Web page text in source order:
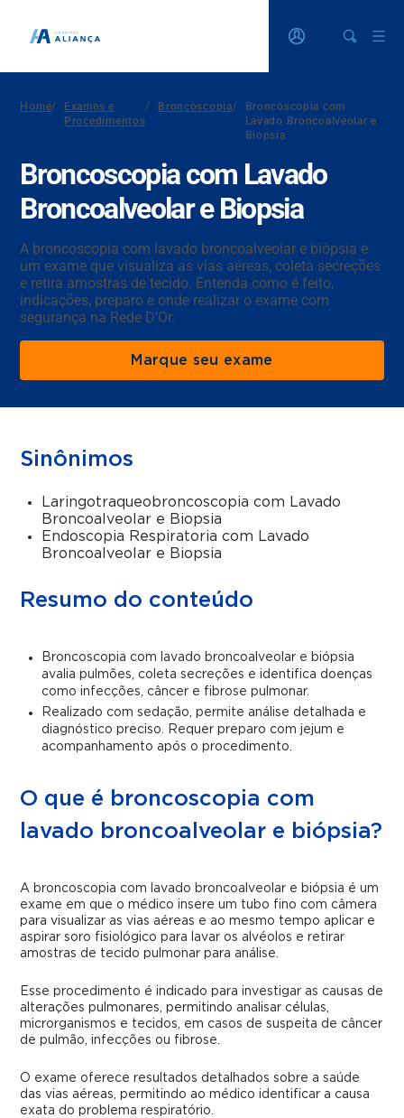
Home/
Exames e
Procedimentos
/ Broncoscopia/
Broncoscopia com
Lavado Broncoalveolar e
Biopsia
Broncoscopia com Lavado
Broncoalveolar e Biopsia
A broncoscopia com lavado broncoalveolar e biópsia é
um exame que visualiza as vias aéreas, coleta secreções
e retira amostras de tecido. Entenda como é feito,
indicações, preparo e onde realizar o exame com
segurança na Rede D'Or.
Marque seu exame
Sinônimos
Laringotraqueobroncoscopia com Lavado
Broncoalveolar e Biopsia
Endoscopia Respiratoria com Lavado
Broncoalveolar e Biopsia
Resumo do conteúdo
Broncoscopia com lavado broncoalveolar e biópsia
avalia pulmões, coleta secreções e identifica doenças
como infecções, câncer e fibrose pulmonar.
Realizado com sedação, permite análise detalhada e
diagnóstico preciso. Requer preparo com jejum e
acompanhamento após o procedimento.
O que é broncoscopia com
lavado broncoalveolar e biópsia?
A broncoscopia com lavado broncoalveolar e biópsia é um
exame em que o médico insere um tubo fino com câmera
para visualizar as vias aéreas e ao mesmo tempo aplicar e
aspirar soro fisiológico para lavar os alvéolos e retirar
amostras de tecido pulmonar para análise.
Esse procedimento é indicado para investigar as causas de
alterações pulmonares, permitindo analisar células,
microrganismos e tecidos, em casos de suspeita de câncer
de pulmão, infecções ou fibrose.
O exame oferece resultados detalhados sobre a saúde
das vias aéreas, permitindo ao médico identificar a causa
exata do problema respiratório.